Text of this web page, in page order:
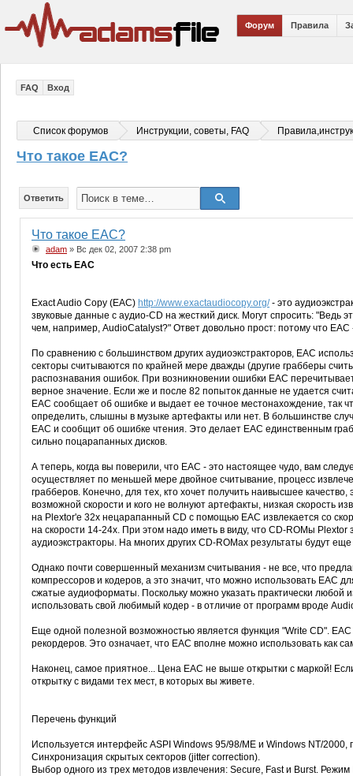
Форум Правила
FAQ Вход
Список форумов Инструкции, советы, FAQ
Что такое EAC?
Ответить
Что такое EAC?
adam » Вс дек 02, 2007 2:38 pm
Что есть ЕАС
Exact Audio Copy (EAC) http://www.exactaudiocopy.org/- это
звуковые данные с аудио-CD на жесткий диск. Могут спросить: "Ведь
чем, например, AudioCatalyst?" Ответ довольно прост: потому что
По сравнению с большинством других аудиоэкстракторов, EAC
секторы считываются по крайней мере дважды (другие грабберы
распознавания ошибок. При возникновении ошибки EAC
верное значение. Если же и после 82 попыток данные не удается
EAC сообщает об ошибке и выдает ее точное местонахождение, так
определить, слышны в музыке артефакты или нет. В большинстве
EAC и сообщит об ошибке чтения. Это делает EAC единственным
сильно поцарапанных дисков.
А теперь, когда вы поверили, что EAC - это настоящее чудо, вам
осуществляет по меньшей мере двойное считывание, процесс
грабберов. Конечно, для тех, кто хочет получить наивысшее
возможной скорости и кого не волнуют артефакты, низкая скорость
на Plextor'е 32x нецарапанный CD с помощью EAC извлекается со
на скорости 14-24x. При этом надо иметь в виду, что CD-ROMы
аудиоэкстракторы. На многих других CD-ROMах результаты будут
Однако почти совершенный механизм считывания - не все, что
компрессоров и кодеров, а это значит, что можно использовать EAC
сжатые аудиоформаты. Поскольку можно указать практически любой
использовать свой любимый кодер - в отличие от программ вроде
Еще одной полезной возможностью является функция "Write CD".
рекордеров. Это означает, что EAC вполне можно использовать как
Наконец, самое приятное... Цена EAC не выше открытки с маркой!
открытку с видами тех мест, в которых вы живете.
Перечень функций
Используется интерфейс ASPI Windows 95/98/ME и Windows NT/2000,
Синхронизация скрытых секторов (jitter correction).
Выбор одного из трех методов извлечения: Secure, Fast и Burst.